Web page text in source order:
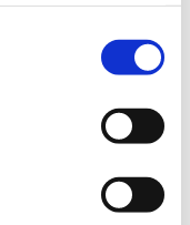
pr. 1. oktober
6760.
8464.